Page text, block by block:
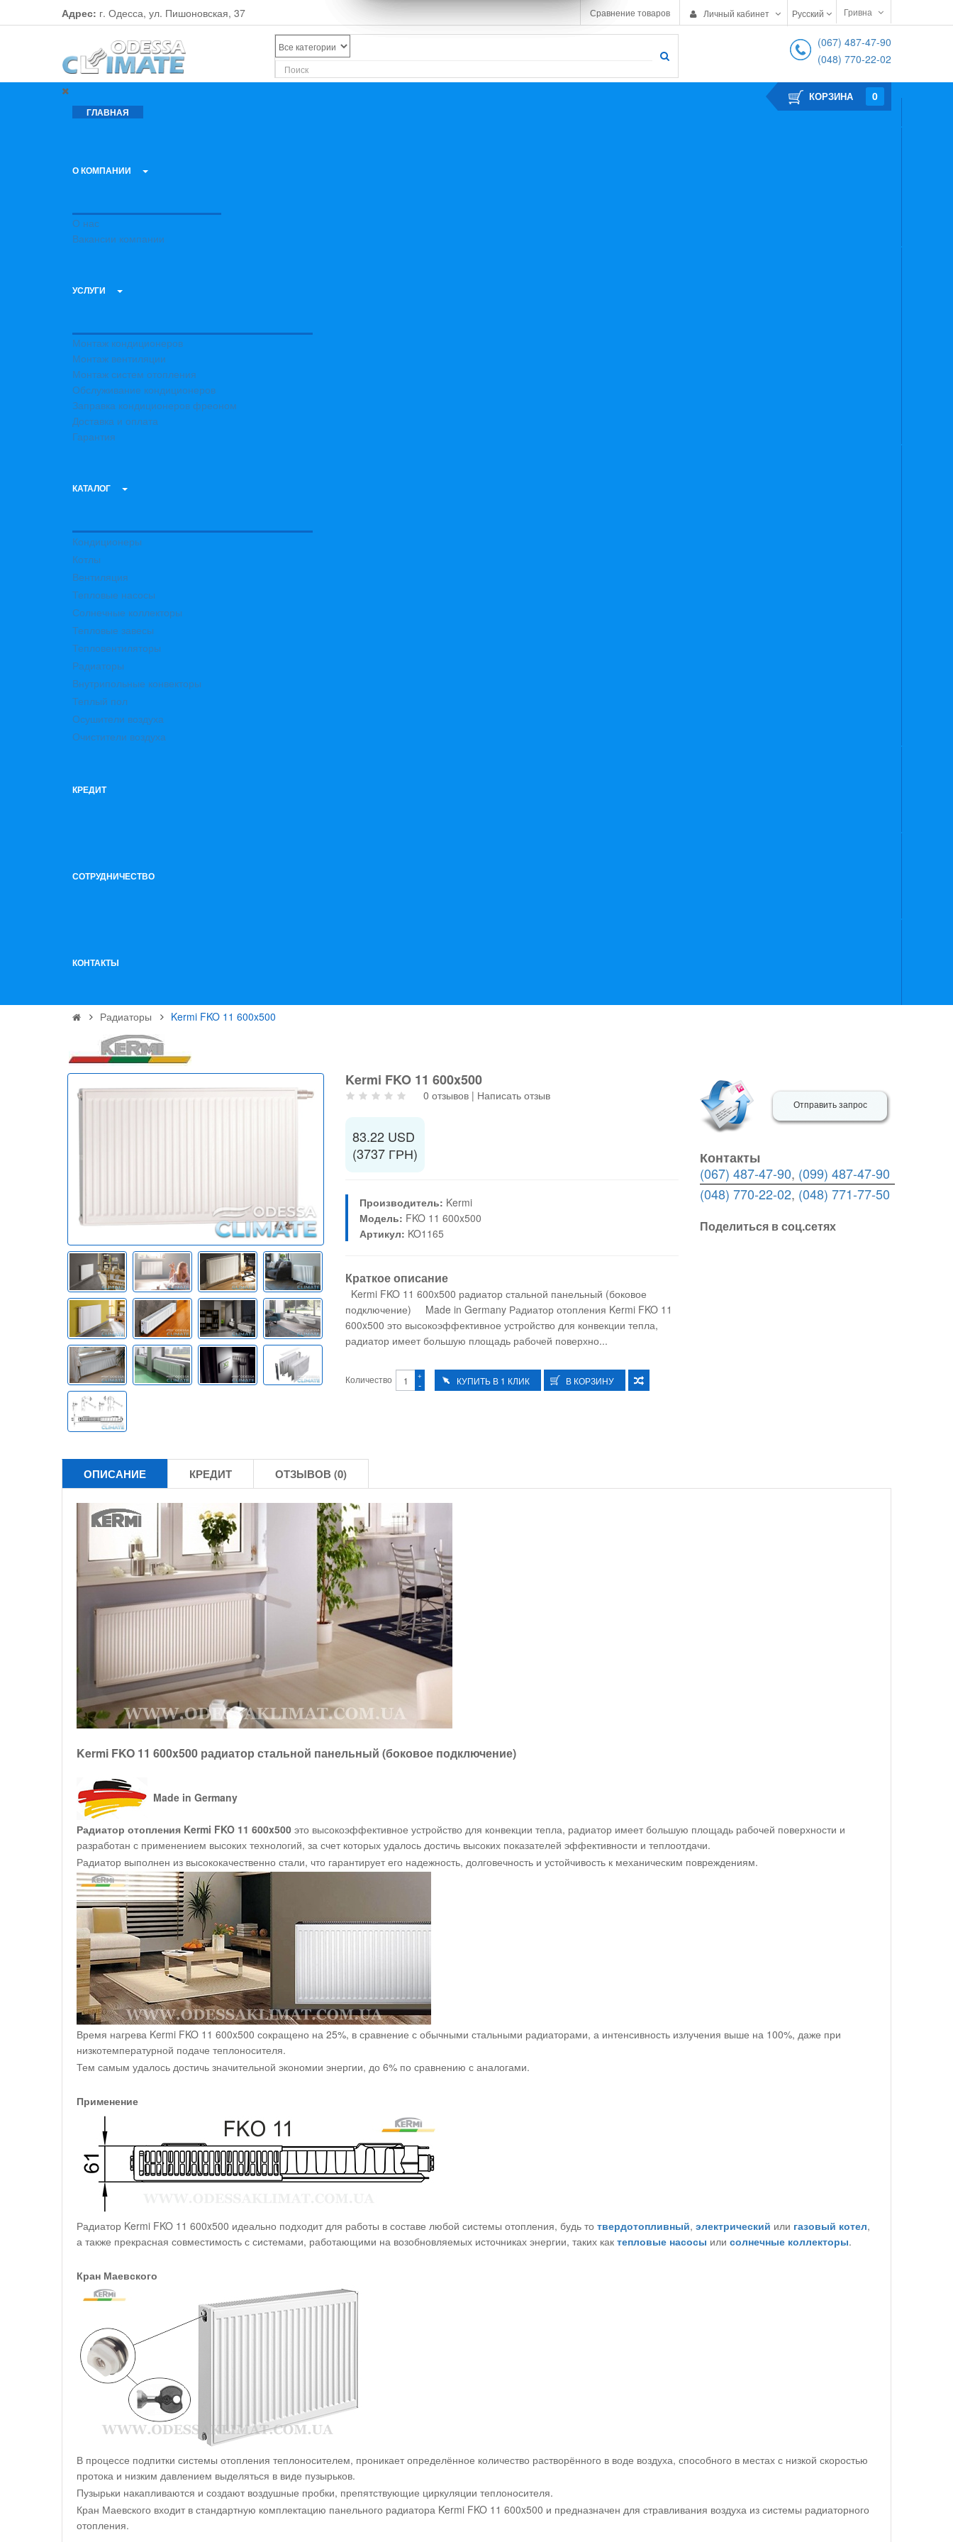
Адрес: г. Одесса, ул. Пишоновская, 37 Сравнение товаров Личный кабинет Гривна
Русский
(067) 487-47-90
(048) 770-22-02
ГЛАВНАЯ
О КОМПАНИИ
О нас
Вакансии компании
УСЛУГИ
Монтаж кондиционеров
Монтаж вентиляции
Монтаж систем отопления
Обслуживание кондиционеров
Заправка кондиционеров фреоном
Доставка и оплата
Гарантия
КАТАЛОГ
Кондиционеры
Котлы
Вентиляция
Тепловые насосы
Солнечные коллекторы
Тепловые завесы
Тепловентиляторы
Радиаторы
Внутрипольные конвекторы
Теплый пол
Осушители воздуха
Очистители воздуха
КРЕДИТ
СОТРУДНИЧЕСТВО
КОНТАКТЫ
КОРЗИНА 0
Радиаторы Kermi FKO 11 600x500
Kermi FKO 11 600x500
0 отзывов | Написать отзыв
83.22 USD
(3737 ГРН)
Производитель: Kermi
Модель: FKO 11 600x500
Артикул: KO1165
Краткое описание
Kermi FKO 11 600x500 радиатор стальной панельный (боковое
подключение) Made in Germany Радиатор отопления Kermi FKO 11
600x500 это высокоэффективное устройство для конвекции тепла,
радиатор имеет большую площадь рабочей поверхно...
Количество -
+
Отправить запрос
Контакты
(067) 487-47-90, (099) 487-47-90
(048) 770-22-02, (048) 771-77-50
Поделиться в соц.сетях
ОПИСАНИЕ КРЕДИТ ОТЗЫВОВ (0)
Kermi FKO 11 600x500 радиатор стальной панельный (боковое подключение)
Made in Germany
Радиатор отопления Kermi FKO 11 600x500 это высокоэффективное устройство для конвекции тепла, радиатор имеет большую площадь рабочей поверхности и
разработан с применением высоких технологий, за счет которых удалось достичь высоких показателей эффективности и теплоотдачи.
Радиатор выполнен из высококачественно стали, что гарантирует его надежность, долговечность и устойчивость к механическим повреждениям.
Время нагрева Kermi FKO 11 600x500 сокращено на 25%, в сравнение с обычными стальными радиаторами, а интенсивность излучения выше на 100%, даже при
низкотемпературной подаче теплоносителя.
Тем самым удалось достичь значительной экономии энергии, до 6% по сравнению с аналогами.
Применение
Радиатор Kermi FKO 11 600x500 идеально подходит для работы в составе любой системы отопления, будь то твердотопливный, электрический или газовый котел,
а также прекрасная совместимость с системами, работающими на возобновляемых источниках энергии, таких как тепловые насосы или солнечные коллекторы.
Кран Маевского
В процессе подпитки системы отопления теплоносителем, проникает определённое количество растворённого в воде воздуха, способного в местах с низкой скоростью
протока и низким давлением выделяться в виде пузырьков.
Пузырьки накапливаются и создают воздушные пробки, препятствующие циркуляции теплоносителя.
Кран Маевского входит в стандартную комплектацию панельного радиатора Kermi FKO 11 600x500 и предназначен для стравливания воздуха из системы радиаторного
отопления.